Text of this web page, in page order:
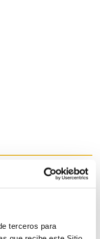
terceros para
a 14:00 - 15:00 a 21:00